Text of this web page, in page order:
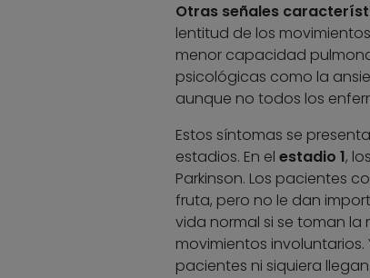
Otras señales
lentitud de los
menor capacidad
psicológicas como la
aunque no todos los
Estos síntomas se
estadios. En el estadio 1,
Parkinson. Los pacientes
fruta, pero no le dan
vida normal si se toman la
movimientos involuntarios.
pacientes ni siquiera